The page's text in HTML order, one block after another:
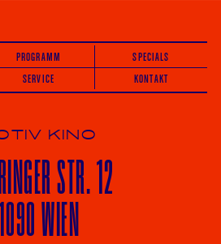
PROGRAMM
SPECIALS
SERVICE KONTAKT
KINO
STR. 12
WIEN